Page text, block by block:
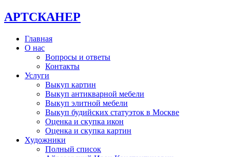
АРТСКАНЕР
Главная
О нас
Вопросы и ответы
Контакты
Услуги
Выкуп картин
Выкуп антикварной мебели
Выкуп элитной мебели
Выкуп будийских статуэток в Москве
Оценка и скупка икон
Оценка и скупка картин
Художники
Полный список